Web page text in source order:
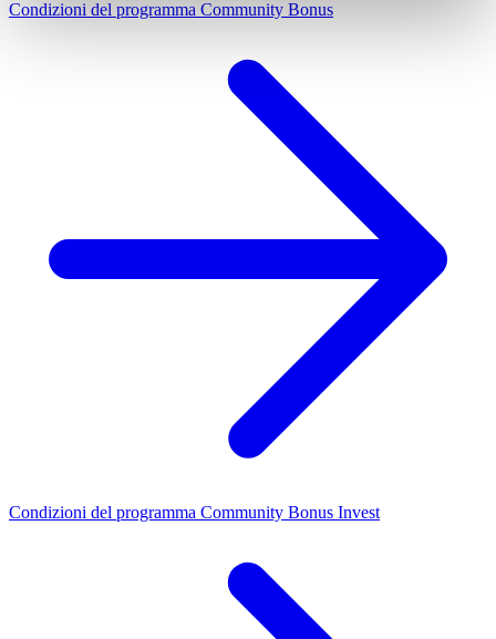
Condizioni del programma Community Bonus
Condizioni del programma Community Bonus Invest